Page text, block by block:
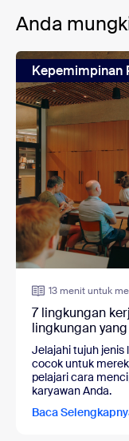
Anda
Kepemimpinan
13 menit untuk
7 lingkungan
lingkungan
Jelajahi tujuh jenis
cocok untuk
pelajari cara
karyawan Anda.
Baca